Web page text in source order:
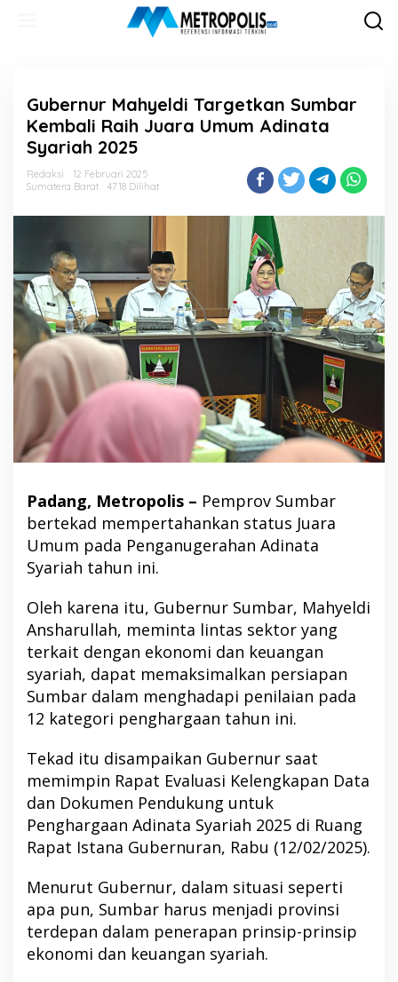
Gubernur Mahyeldi Targetkan Sumbar
Kembali Raih Juara Umum Adinata
Syariah 2025
Redaksi
12 Februari 2025
Sumatera Barat
4718 Dilihat
Padang, Metropolis – Pemprov Sumbar
bertekad mempertahankan status Juara
Umum pada Penganugerahan Adinata
Syariah tahun ini.
Oleh karena itu, Gubernur Sumbar, Mahyeldi
Ansharullah, meminta lintas sektor yang
terkait dengan ekonomi dan keuangan
syariah, dapat memaksimalkan persiapan
Sumbar dalam menghadapi penilaian pada
12 kategori penghargaan tahun ini.
Tekad itu disampaikan Gubernur saat
memimpin Rapat Evaluasi Kelengkapan Data
dan Dokumen Pendukung untuk
Penghargaan Adinata Syariah 2025 di Ruang
Rapat Istana Gubernuran, Rabu (12/02/2025).
Menurut Gubernur, dalam situasi seperti
apa pun, Sumbar harus menjadi provinsi
terdepan dalam penerapan prinsip-prinsip
ekonomi dan keuangan syariah.